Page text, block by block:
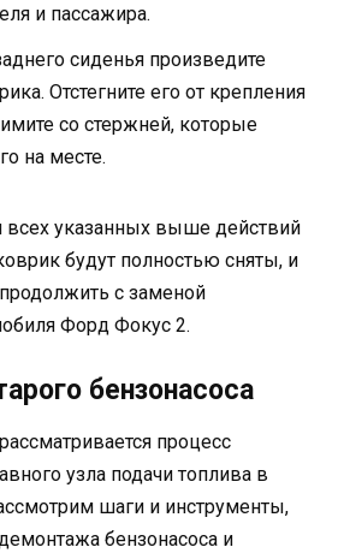
и пассажира.
сиденья произведите
Отстегните его от крепления
со стержней, которые
на месте.
указанных выше действий
будут полностью сняты, и
с заменой
Форд Фокус 2.
бензонасоса
процесс
узла подачи топлива в
шаги и инструменты,
бензонасоса и